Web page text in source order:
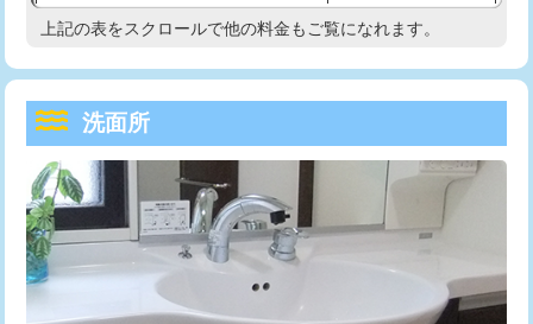
モルタル補修（厚さ10㎝超え） 38,500円
洗面台設置 38,500円
追加人工
廃棄・処分 現場見積
※給水管工事は20mmまでの価格です。
給水管工事※（支持金具設置) 5,500円
給水管工事※（保温材使用（バンド止
め込み）)
5,500円
給水管工事※（土の掘削・埋め戻し作
業)
11,000円
給水管工事※（塩ビ管（VP・HI）使
用/3ｍまで)
33,000円
給水管工事※（塩ビ管（VP・HI）使
用（追加）/3ｍ超え)
高度高圧洗浄換 現地調査
トーラー機使用/3mまで
追加トーラー機使用/3m超え +3,300円
カメラ調査 33,000円
桝清掃
上記の表をスクロールで他の料金もご覧になれます。
洗面所